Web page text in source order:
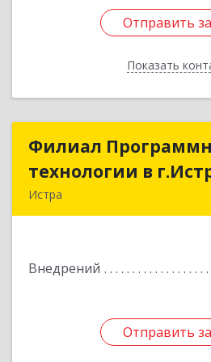
Отправить
Показать
Отправить
Назад
Филиал
технологии в
Истра
Внедрений
Отправить
Филиал
Отправить